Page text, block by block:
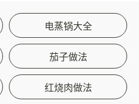
电蒸锅大全
茄子做法
红烧肉做法